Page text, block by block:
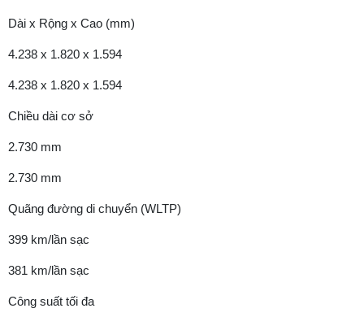
Dài x Rộng x Cao (mm)
4.238 x 1.820 x 1.594
4.238 x 1.820 x 1.594
Chiều dài cơ sở
2.730 mm
2.730 mm
Quãng đường di chuyển (WLTP)
399 km/lần sạc
381 km/lần sạc
Công suất tối đa